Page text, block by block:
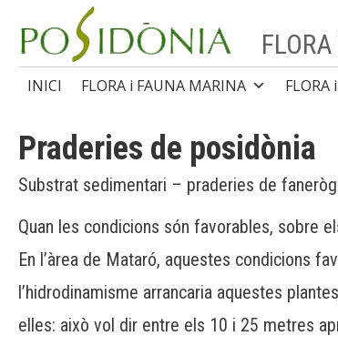
content
INICI FLORA i FAUNA MARINA FLORA
Praderies de posidònia
Substrat sedimentari – praderies de
Quan les condicions són favorables, sobre
En l’àrea de Mataró, aquestes condicions
l’hidrodinamisme arrancaria aquestes
elles: això vol dir entre els 10 i 25 metres